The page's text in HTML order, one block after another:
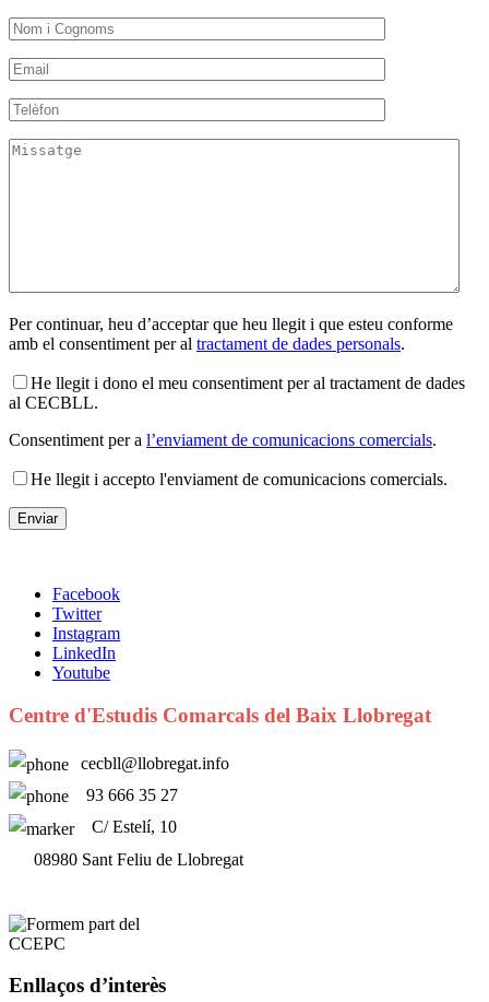
Per continuar, heu d’acceptar que heu llegit i que esteu conforme
amb el consentiment per al tractament de dades personals.
He llegit i dono el meu consentiment per al tractament de dades
al CECBLL.
Consentiment per a l’enviament de comunicacions comercials.
He llegit i accepto l'enviament de comunicacions comercials.
Facebook
Twitter
Instagram
LinkedIn
Youtube
Centre d'Estudis Comarcals del Baix Llobregat
cecbll@llobregat.info
93 666 35 27
C/ Estelí, 10
08980 Sant Feliu de Llobregat
Enllaços d’interès